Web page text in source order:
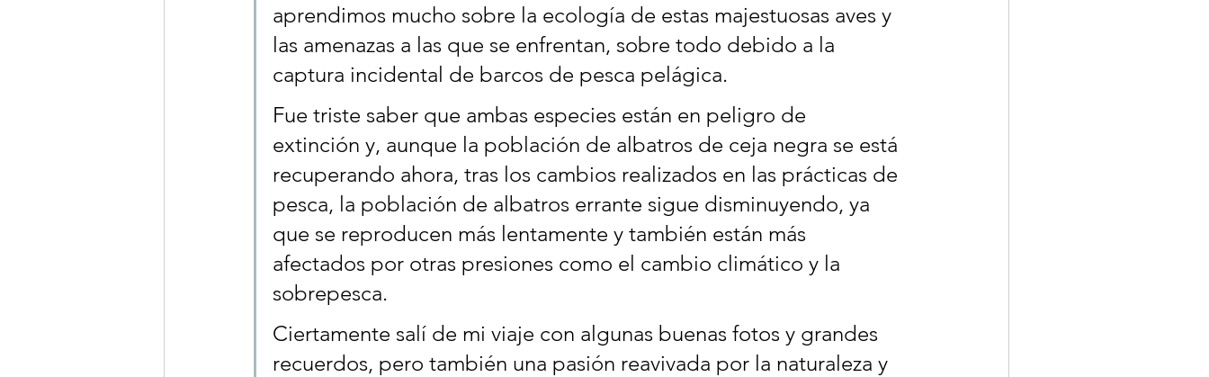
aprendimos mucho sobre la ecología de estas majestuosas aves y
las amenazas a las que se enfrentan, sobre todo debido a la
captura incidental de barcos de pesca pelágica.
Fue triste saber que ambas especies están en peligro de
extinción y, aunque la población de albatros de ceja negra se está
recuperando ahora, tras los cambios realizados en las prácticas de
pesca, la población de albatros errante sigue disminuyendo, ya
que se reproducen más lentamente y también están más
afectados por otras presiones como el cambio climático y la
sobrepesca.
Ciertamente salí de mi viaje con algunas buenas fotos y grandes
recuerdos, pero también una pasión reavivada por la naturaleza y